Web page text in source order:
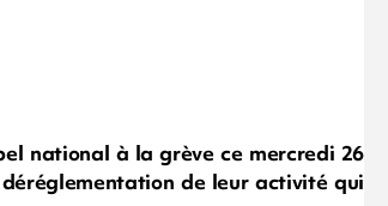
national à la grève ce mercredi 26
de leur activité qui